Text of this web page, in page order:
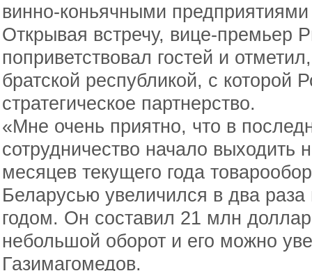
винно-коньячными
Открывая встречу, вице-премьер
поприветствовал гостей и
братской республикой, с которой
стратегическое партнерство.
«Мне очень приятно, что в
сотрудничество начало выходить
месяцев текущего года
Беларусью увеличился в два
годом. Он составил 21 млн
небольшой оборот и его можно
Газимагомедов.